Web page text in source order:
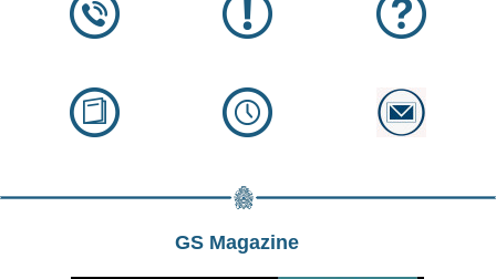
GS Magazine